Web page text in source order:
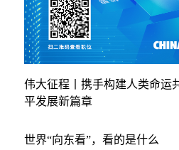
伟大征程丨携手构建人类命运
平发展新篇章
世界“向东看”，看的是什么